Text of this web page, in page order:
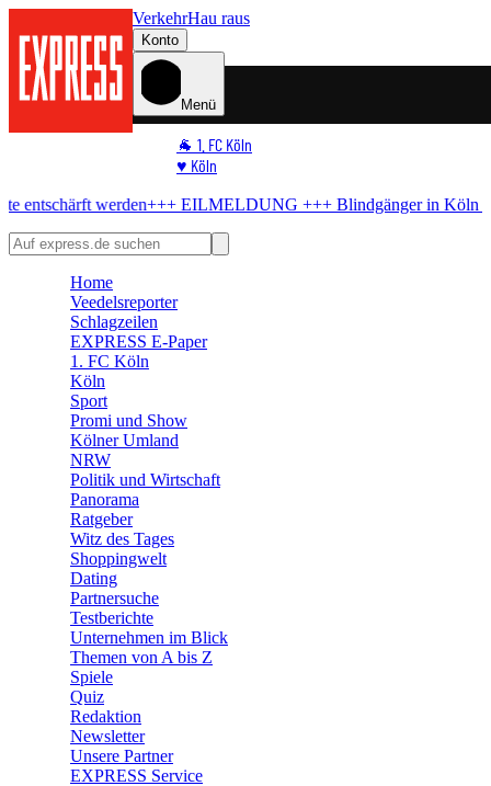
VerkehrHau raus
Konto
Menü
🐐 1. FC Köln
♥️ Köln
🏆 Sport
+++ EILMELDUNG +++Blindgänger in KölnBombe im
Home
Veedelsreporter
Schlagzeilen
EXPRESS E-Paper
1. FC Köln
Köln
Sport
Promi und Show
Kölner Umland
NRW
Politik und Wirtschaft
Panorama
Ratgeber
Witz des Tages
Shoppingwelt
Dating
Partnersuche
Testberichte
Unternehmen im Blick
Themen von A bis Z
Spiele
Quiz
Redaktion
Newsletter
Unsere Partner
EXPRESS Service